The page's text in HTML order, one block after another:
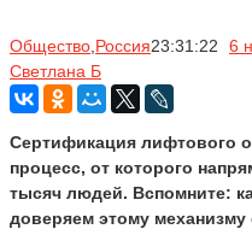
Общество Россия23:31:22 6
Светлана Б
Сертификация лифтового
процесс, от которого
тысяч людей. Вспомните:
доверяем этому